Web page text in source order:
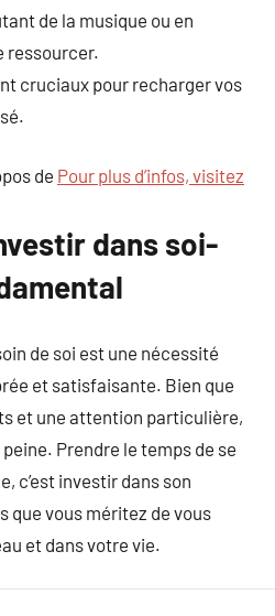
de la musique ou en
ressourcer.
cruciaux pour recharger vos
de Pour plus d’infos, visitez
dans soi-
de soi est une nécessité
et satisfaisante. Bien que
et une attention particulière,
Prendre le temps de se
c’est investir dans son
que vous méritez de vous
et dans votre vie.